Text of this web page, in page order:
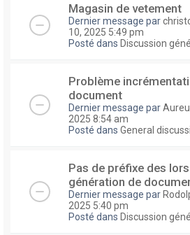
Magasin de vetement
Dernier message par
10, 2025 5:49 pm
Posté dans Discussion
Problème
document
Dernier message par
2025 8:54 am
Posté dans General
Pas de préfixe des
génération de
Dernier message par
2025 5:40 pm
Posté dans Discussion